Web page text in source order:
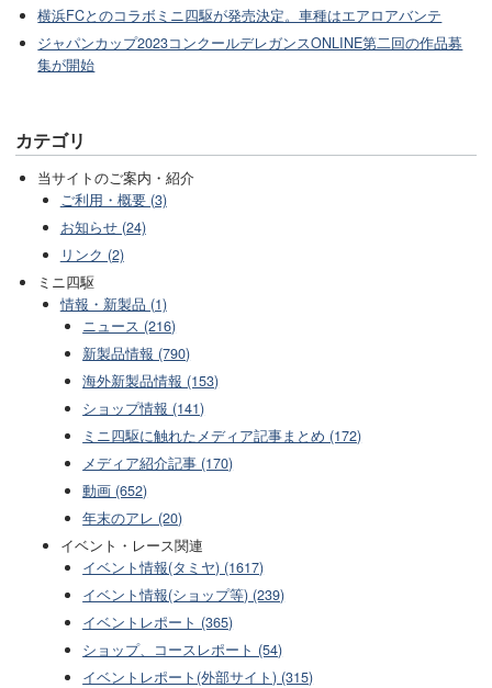
横浜FCとのコラボミニ四駆が発売決定。車種はエアロアバンテ
ジャパンカップ2023コンクールデレガンスONLINE第二回の作品募
集が開始
カテゴリ
当サイトのご案内・紹介
ご利用・概要 (3)
お知らせ (24)
リンク (2)
ミニ四駆
情報・新製品 (1)
ニュース (216)
新製品情報 (790)
海外新製品情報 (153)
ショップ情報 (141)
ミニ四駆に触れたメディア記事まとめ (172)
メディア紹介記事 (170)
動画 (652)
年末のアレ (20)
イベント・レース関連
イベント情報(タミヤ) (1617)
イベント情報(ショップ等) (239)
イベントレポート (365)
ショップ、コースレポート (54)
イベントレポート(外部サイト) (315)